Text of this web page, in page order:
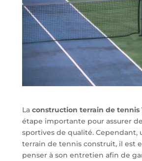
La construction terrain de tennis
étape importante pour assurer
sportives de qualité. Cependant,
terrain de tennis construit, il est
penser à son entretien afin de